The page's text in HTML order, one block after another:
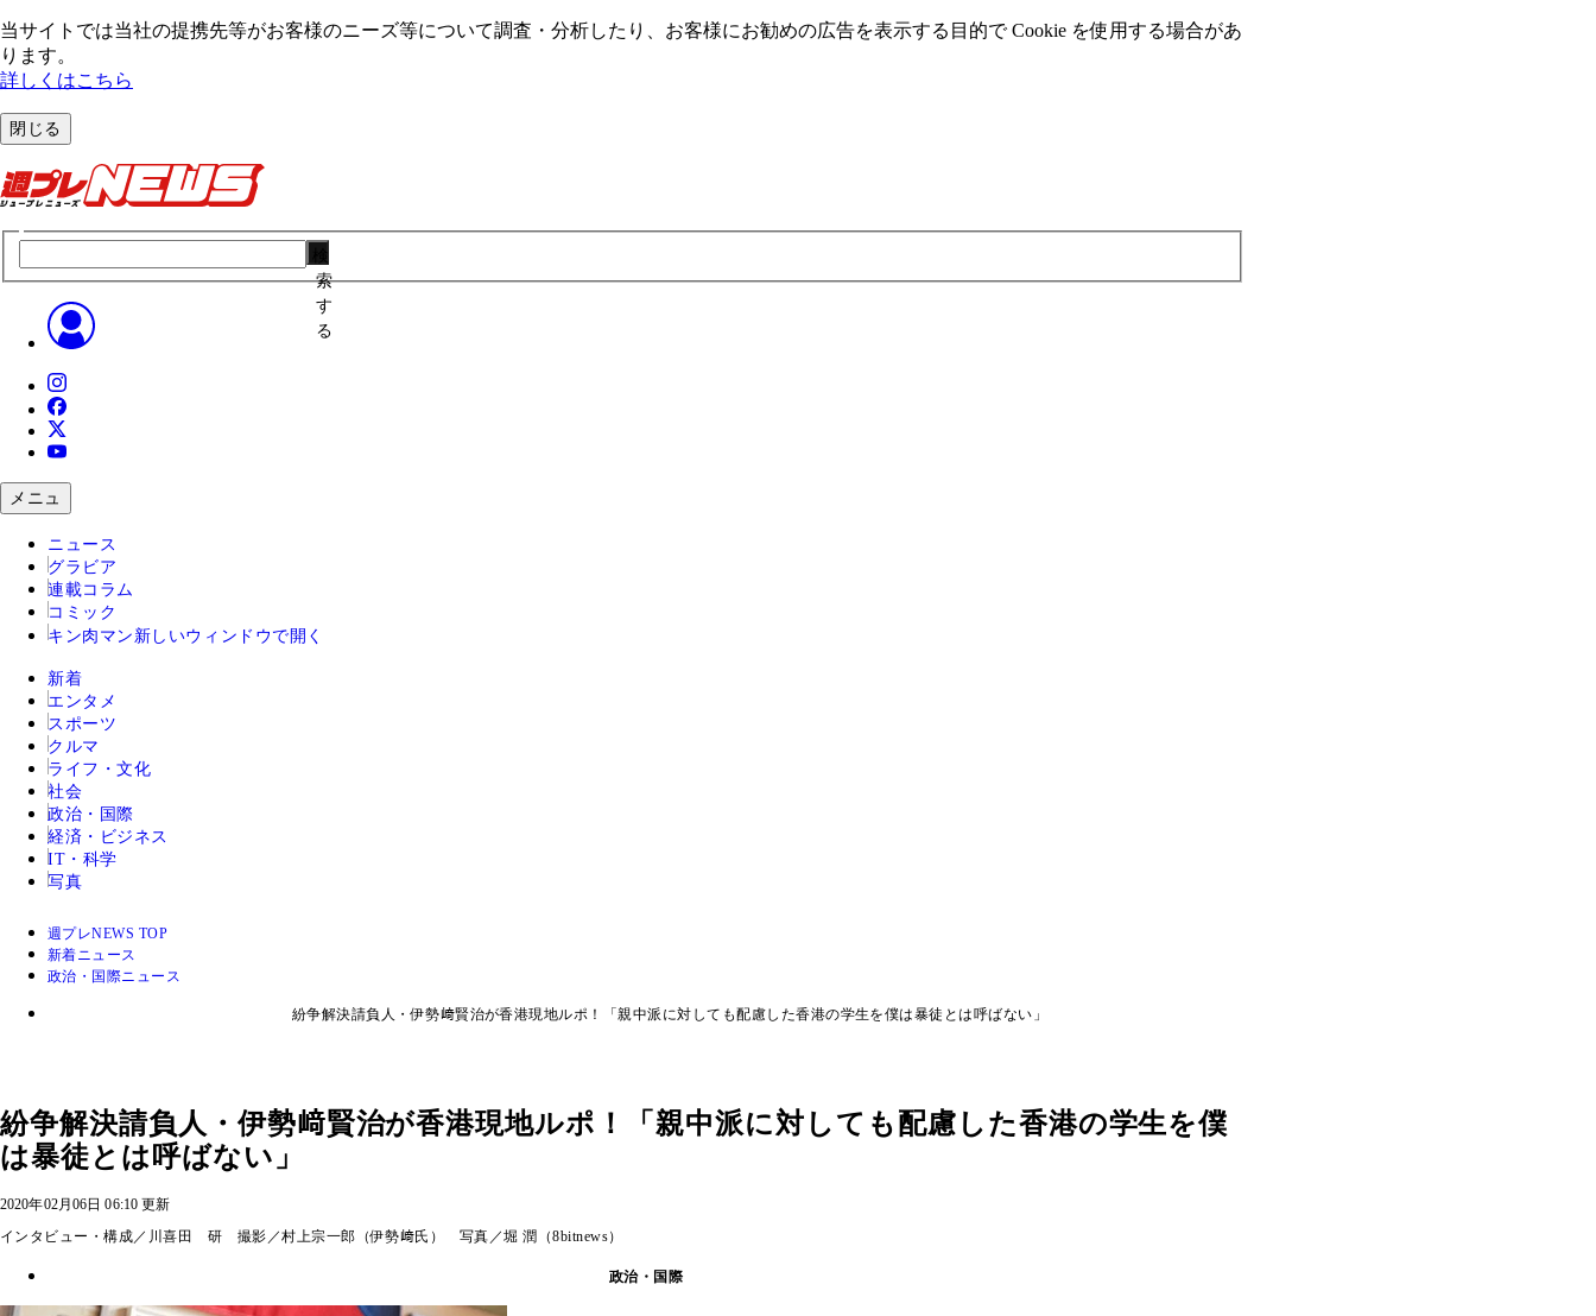
当サイトでは当社の提携先等がお客様のニーズ等について調査・分析したり、お客様にお勧めの広告を表⽰する⽬的で Cookie を使⽤する場合があ
ります。
詳しくはこちら
閉じる
索
す
る
メニュ
ニュース
グラビア
連載コラム
コミック
キン肉マン 新しいウィンドウで開く
新着
エンタメ
スポーツ
クルマ
ライフ・文化
社会
政治・国際
経済・ビジネス
IT・科学
写真
週プレNEWS TOP
新着ニュース
政治・国際ニュース
紛争解決請負人・伊勢﨑賢治が香港現地ルポ！「親中派に対しても配慮した香港の学生を僕は暴徒とは呼ばない」
紛争解決請負人・伊勢﨑賢治が香港現地ルポ！「親中派に対しても配慮した香港の学生を僕
は暴徒とは呼ばない」
2020年02月06日 06:10 更新
インタビュー・構成／川喜田 研 撮影／村上宗一郎（伊勢﨑氏） 写真／堀 潤（8bitnews）
政治・国際